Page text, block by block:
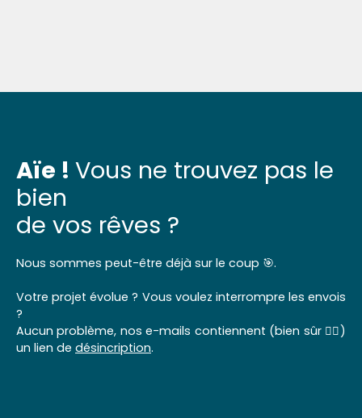
Aïe ! Vous ne trouvez pas le
bien
de vos rêves ?
Nous sommes peut-être déjà sur le coup 🎯.
Votre projet évolue ? Vous voulez interrompre les envois
?
Aucun problème, nos e-mails contiennent (bien sûr 👌🏼)
un lien de désincription.